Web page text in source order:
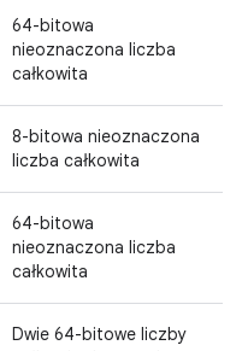
64-bitowa
nieoznaczona liczba
całkowita
8-bitowa nieoznaczona
liczba całkowita
64-bitowa
nieoznaczona liczba
całkowita
Dwie 64-bitowe liczby